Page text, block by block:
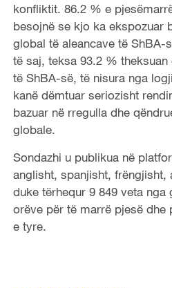
konfliktit. 86.2 % e
besojnë se kjo ka ekspozuar
global të aleancave të ShBA-
të saj, teksa 93.2 %
të ShBA-së, të nisura nga
kanë dëmtuar seriozisht
bazuar në rregulla dhe
globale.
Sondazhi u publikua në
anglisht, spanjisht, frëngjisht,
duke tërhequr 9 849 veta nga
orëve për të marrë pjesë dhe
e tyre.